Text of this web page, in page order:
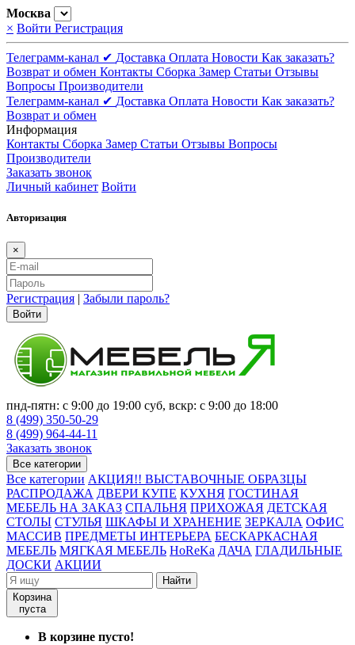
Москва
× Войти Регистрация
Телеграмм-канал ✔ Доставка Оплата Новости Как заказать?
Возврат и обмен Контакты Сборка Замер Статьи Отзывы
Вопросы Производители
Телеграмм-канал ✔ Доставка Оплата Новости Как заказать?
Возврат и обмен
Информация
Контакты Сборка Замер Статьи Отзывы Вопросы
Производители
Заказать звонок
Личный кабинет Войти
Авторизация
×
Регистрация | Забыли пароль?
Войти
пнд-пятн: с 9:00 до 19:00 суб, вскр: с 9:00 до 18:00
8 (499) 350-50-29
8 (499) 964-44-11
Заказать звонок
Все категории
Все категории АКЦИЯ!! ВЫСТАВОЧНЫЕ ОБРАЗЦЫ
РАСПРОДАЖА ДВЕРИ КУПЕ КУХНЯ ГОСТИНАЯ
МЕБЕЛЬ НА ЗАКАЗ СПАЛЬНЯ ПРИХОЖАЯ ДЕТСКАЯ
СТОЛЫ СТУЛЬЯ ШКАФЫ И ХРАНЕНИЕ ЗЕРКАЛА ОФИС
МАССИВ ПРЕДМЕТЫ ИНТЕРЬЕРА БЕСКАРКАСНАЯ
МЕБЕЛЬ МЯГКАЯ МЕБЕЛЬ HoReKa ДАЧА ГЛАДИЛЬНЫЕ
ДОСКИ АКЦИИ
Найти
Корзина
пуста
В корзине пусто!